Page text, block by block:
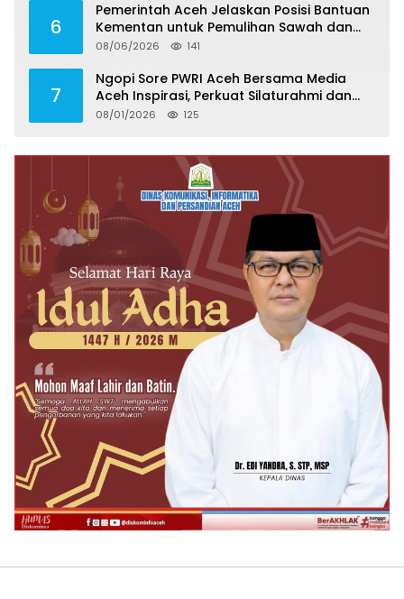
6
Pemerintah Aceh Jelaskan Posisi Bantuan
Kementan untuk Pemulihan Sawah dan
Kebun
08/06/2026 141
7
Ngopi Sore PWRI Aceh Bersama Media
Aceh Inspirasi, Perkuat Silaturahmi dan
Wariskan Pengalaman Berharga
08/01/2026 125